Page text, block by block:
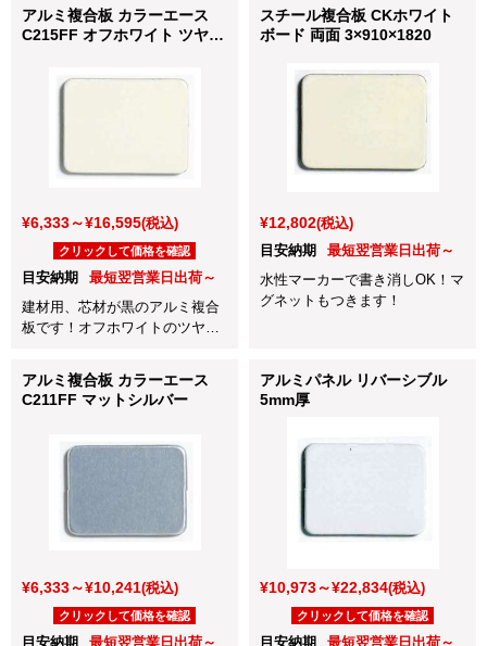
アルミ複合板 カラーエース
C215FF オフホワイト ツヤあ
¥6,333～¥16,595(税込)
クリックして価格を確認
目安納期
最短翌営業日出荷～
建材用、芯材が黒のアルミ複合
板です！オフホワイトのツヤあ
やすい価格でご準備しました。
スチール複合板 CKホワイト
ボード 両面 3×910×1820
¥12,802(税込)
目安納期
最短翌営業日出荷～
水性マーカーで書き消しOK！マ
グネットもつきます！
アルミ複合板 カラーエース
C211FF マットシルバー
¥6,333～¥10,241(税込)
クリックして価格を確認
目安納期 最短翌営業日出荷～
アルミパネル リバーシブル
5mm厚
¥10,973～¥22,834(税込)
クリックして価格を確認
目安納期 最短翌営業日出荷～